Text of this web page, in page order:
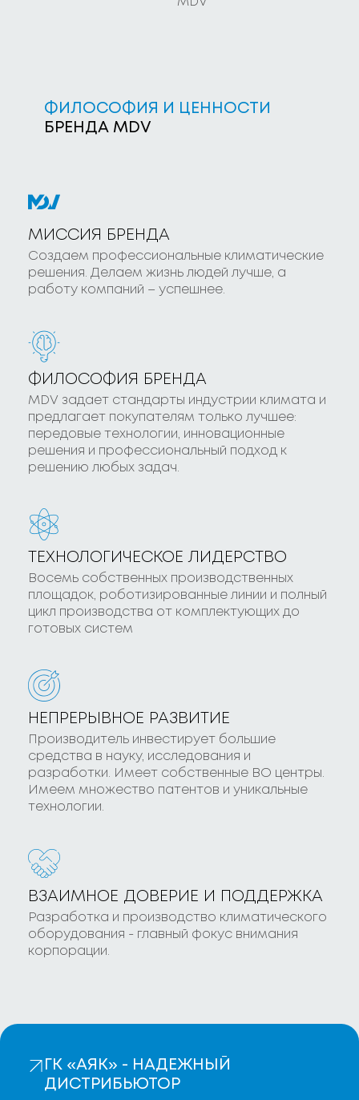
МИССИЯ БРЕНДА
Создаем профессиональные климатические
решения. Делаем жизнь людей лучше, а
работу компаний – успешнее.
ФИЛОСОФИЯ БРЕНДА
MDV задает стандарты индустрии климата и
предлагает покупателям только лучшее:
передовые технологии, инновационные
решения и профессиональный подход к
решению любых задач.
ФИЛОСОФИЯ И ЦЕННОСТИ
БРЕНДА MDV
ТЕХНОЛОГИЧЕСКОЕ ЛИДЕРСТВО
Восемь собственных производственных
площадок, роботизированные линии и полный
цикл производства от комплектующих до
готовых систем
НЕПРЕРЫВНОЕ РАЗВИТИЕ
Производитель инвестирует большие
средства в науку, исследования и
разработки. Имеет собственные ВО центры.
Имеем множество патентов и уникальные
технологии.
ВЗАИМНОЕ ДОВЕРИЕ И ПОДДЕРЖКА
Разработка и производство климатического
оборудования - главный фокус внимания
корпорации.
ГК «АЯК» - НАДЕЖНЫЙ
ДИСТРИБЬЮТОР